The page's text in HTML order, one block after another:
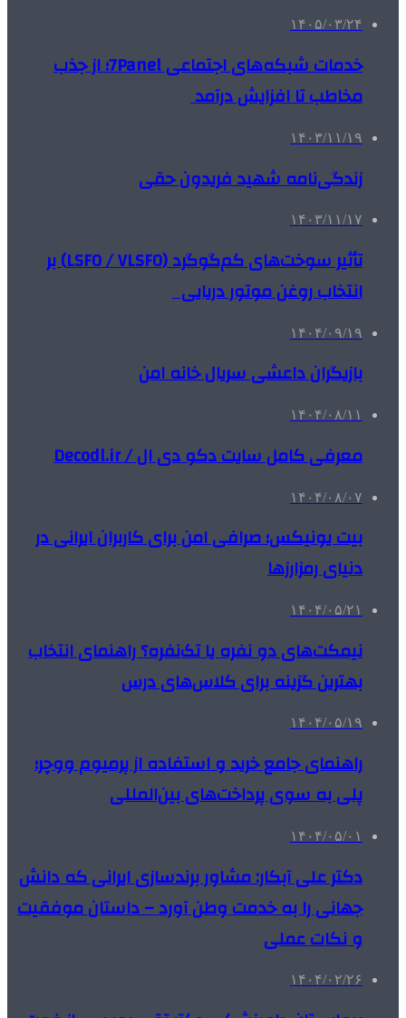
۱۴۰۵/۰۳/۲۴
خدمات شبکه‌های اجتماعی 7Panel؛ از جذب
مخاطب تا افزایش درآمد
۱۴۰۳/۱۱/۱۹
زندگی‌نامه شهید فریدون حقی
۱۴۰۳/۱۱/۱۷
تأثیر سوخت‌های کم‌گوگرد (LSFO / VLSFO) بر
انتخاب روغن موتور دریایی
۱۴۰۴/۰۹/۱۹
بازیگران داعشی سریال خانه امن
۱۴۰۴/۰۸/۱۱
معرفی کامل سایت دکو دی ال / Decodl.ir
۱۴۰۴/۰۸/۰۷
بیت یونیکس؛ صرافی امن برای کاربران ایرانی در
دنیای رمزارزها
۱۴۰۴/۰۵/۲۱
نیمکت‌های دو نفره یا تک‌نفره؟ راهنمای انتخاب
بهترین گزینه برای کلاس‌های درس
۱۴۰۴/۰۵/۱۹
راهنمای جامع خرید و استفاده از پرمیوم ووچر؛
پلی به سوی پرداخت‌های بین‌المللی
۱۴۰۴/۰۵/۰۱
دکتر علی آبکار: مشاور برندسازی ایرانی که دانش
جهانی را به خدمت وطن آورد – داستان موفقیت
و نکات عملی
۱۴۰۴/۰۲/۲۶